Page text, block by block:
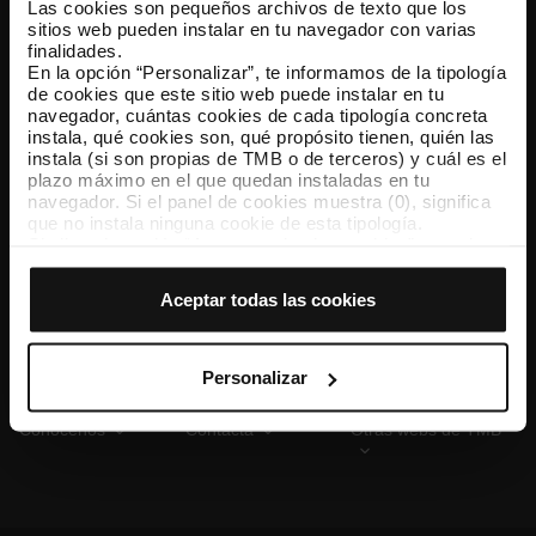
Las cookies son pequeños archivos de texto que los
sitios web pueden instalar en tu navegador con varias
finalidades.
En la opción “Personalizar”, te informamos de la tipología
de cookies que este sitio web puede instalar en tu
navegador, cuántas cookies de cada tipología concreta
instala, qué cookies son, qué propósito tienen, quién las
instala (si son propias de TMB o de terceros) y cuál es el
plazo máximo en el que quedan instaladas en tu
navegador. Si el panel de cookies muestra (0), significa
que no instala ninguna cookie de esta tipología.
que todas estas cookies se instalen en tu navegador.
tipología de cookies permite indicar si quieres que se
instalen o no las cookies de esa clase.
Una vez que hayas marcado tus preferencias, debes
hacer clic en “Seleccionar y configurar”. Así se instalarán
previamente. Te sugerimos que selecciones las cookies
de personalización, porque permiten recordar tus
opciones de navegación (como el idioma) y mejoran tu
Aceptar todas las cookies
Personalizar
TMB App
Descárgate TMB App y compra tus billetes
App Store Google Play
Conócenos Contacta Otras webs de TMB